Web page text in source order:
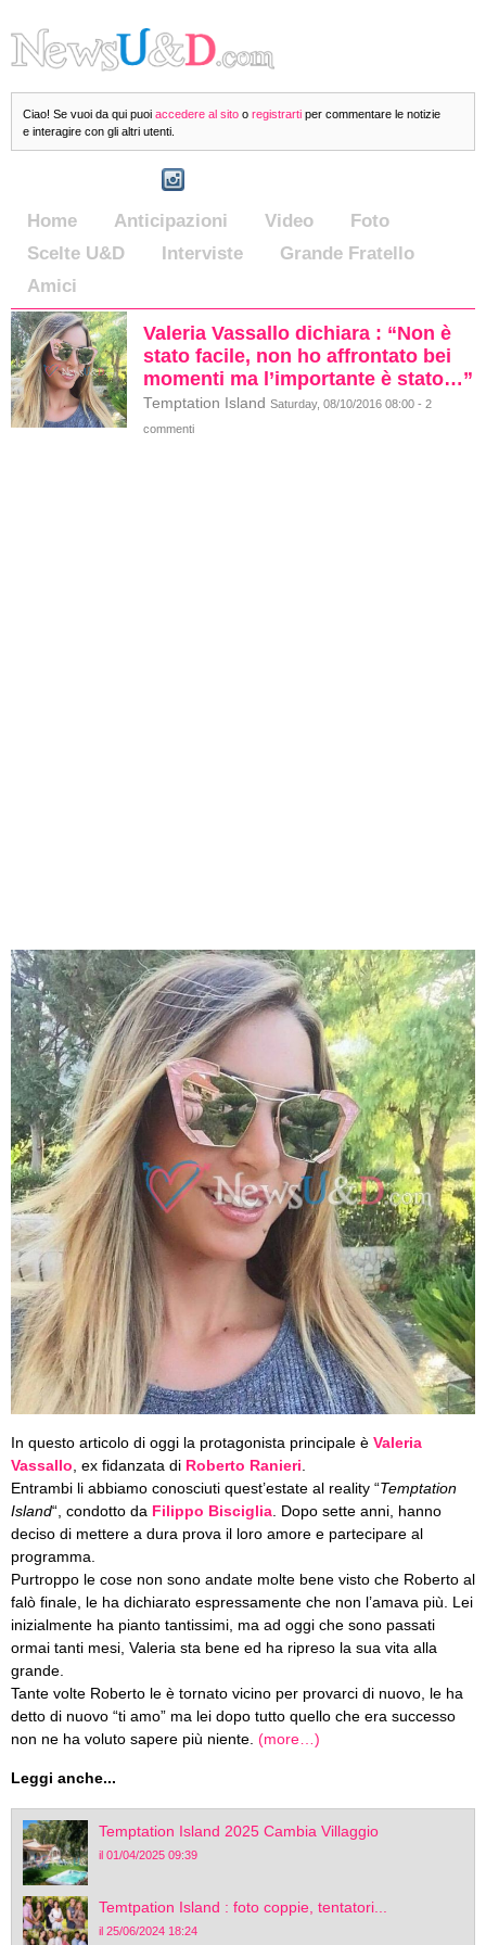
Ciao! Se vuoi da qui puoi accedere al sito o registrarti per commentare le notizie
e interagire con gli altri utenti.
Home Anticipazioni Video
Foto
Scelte U&D
Interviste
Grande Fratello
Amici
Valeria Vassallo dichiara : “Non è
stato facile, non ho affrontato bei
momenti ma l’importante è stato…”
Temptation Island Saturday, 08/10/2016 08:00 - 2
commenti
In questo articolo di oggi la protagonista principale è Valeria
Vassallo , ex fidanzata di Roberto Ranieri
Entrambi li abbiamo conosciuti quest’estate al reality “Temptation
Island“, condotto da Filippo Bisciglia . Dopo sette anni, hanno
deciso di mettere a dura prova il loro amore e partecipare al
programma.
Purtroppo le cose non sono andate molte bene visto che Roberto al
falò finale, le ha dichiarato espressamente che non l’amava più. Lei
inizialmente ha pianto tantissimi, ma ad oggi che sono passati
ormai tanti mesi, Valeria sta bene ed ha ripreso la sua vita alla
grande.
Tante volte Roberto le è tornato vicino per provarci di nuovo, le ha
detto di nuovo “ti amo” ma lei dopo tutto quello che era successo
non ne ha voluto sapere più niente. (more…)
Leggi anche...
Temptation Island 2025 Cambia Villaggio
il 01/04/2025 09:39
Temtpation Island : foto coppie, tentatori...
il 25/06/2024 18:24